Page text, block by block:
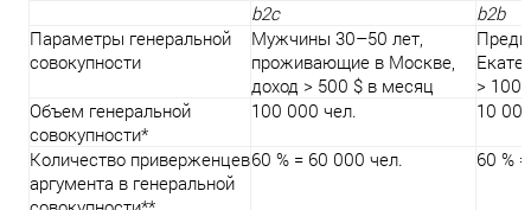
b2с
b2b
Параметры генеральной
совокупности
Мужчины 30–50 лет,
проживающие в Москве,
доход > 500 $ в месяц
>
Объем генеральной
совокупности*
100 000 чел. 10
Количество приверженцев
аргумента в генеральной
60 % = 60 000 чел. 60 %